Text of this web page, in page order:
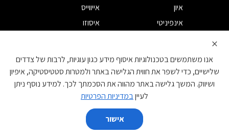
איון
אייווייס
אינפיניטי
איסוזו
ב.מ.וו
ביואיק
בנטלי
ג'אקו
ג'יפ
גרייט וול
דודג'
×
אנו משתמשים בטכנולוגיות איסוף מידע כגון עוגיות, לרבות של צדדים
שלישיים, כדי לשפר את חווית הגלישה באתר ולמטרות סטטיסטיקה, איפיון
ושיווק. המשך גלישה באתר מהווה את הסכמתך לכך. למידע נוסף ניתן
לעייןבמדיניות הפרטיות
אישור